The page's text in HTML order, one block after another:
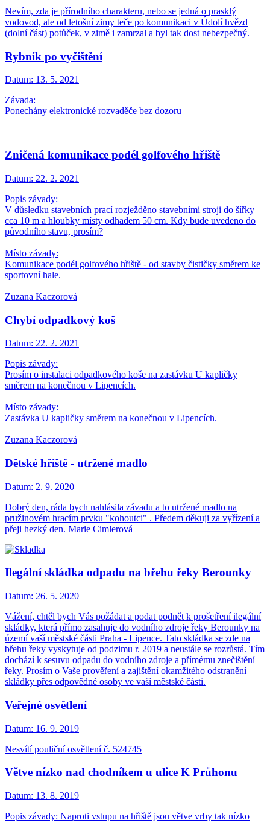
Nevím, zda je přírodního charakteru, nebo se jedná o prasklý
vodovod, ale od letošní zimy teče po komunikaci v Údolí hvězd
(dolní část) potůček, v zimě i zamrzal a byl tak dost nebezpečný.
Rybník po vyčištění
Datum: 13. 5. 2021
Závada:
Ponechány elektronické rozvaděče bez dozoru
Zničená komunikace podél golfového hřiště
Datum: 22. 2. 2021
Popis závady:
V důsledku stavebních prací rozježděno stavebními stroji do šířky
cca 10 m a hloubky místy odhadem 50 cm. Kdy bude uvedeno do
původního stavu, prosím?
Místo závady:
Komunikace podél golfového hřiště - od stavby čističky směrem ke
sportovní hale.
Zuzana Kaczorová
Chybí odpadkový koš
Datum: 22. 2. 2021
Popis závady:
Prosím o instalaci odpadkového koše na zastávku U kapličky
směrem na konečnou v Lipencích.
Místo závady:
Zastávka U kapličky směrem na konečnou v Lipencích.
Zuzana Kaczorová
Dětské hřiště - utržené madlo
Datum: 2. 9. 2020
Dobrý den, ráda bych nahlásila závadu a to utržené madlo na
pružinovém hracím prvku "kohoutci" . Předem děkuji za vyřízení a
přeji hezký den. Marie Cimlerová
Ilegální skládka odpadu na břehu řeky Berounky
Datum: 26. 5. 2020
Vážení, chtěl bych Vás požádat a podat podnět k prošetření ilegální
skládky, která přímo zasahuje do vodního zdroje řeky Berounky na
území vaší městské části Praha - Lipence. Tato skládka se zde na
břehu řeky vyskytuje od podzimu r. 2019 a neustále se rozrůstá. Tím
dochází k sesuvu odpadu do vodního zdroje a přímému znečištění
řeky. Prosím o Vaše prověření a zajištění okamžitého odstranění
skládky přes odpovědné osoby ve vaší městské části.
Veřejné osvětlení
Datum: 16. 9. 2019
Nesvítí pouliční osvětlení č. 524745
Větve nízko nad chodníkem u ulice K Průhonu
Datum: 13. 8. 2019
Popis závady: Naproti vstupu na hřiště jsou větve vrby tak nízko